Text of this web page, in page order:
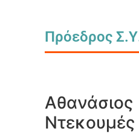
Πρόεδρος
Αθανάσιος
Ντεκουμές